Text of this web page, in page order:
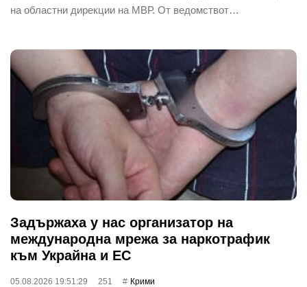
на областни дирекции на МВР. От ведомствот…
Задържаха у нас организатор на
международна мрежа за наркотрафик
към Украйна и ЕС
05.08.2026 19:51:29 251 Крими